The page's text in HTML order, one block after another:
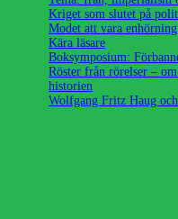
Kriget som slutet på
Modet att vara
Kära läsare
Boksymposium:
Röster från rörelser –
historien
Wolfgang Fritz Haug